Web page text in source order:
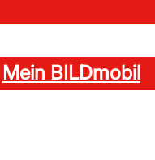
Mein BILDmobil